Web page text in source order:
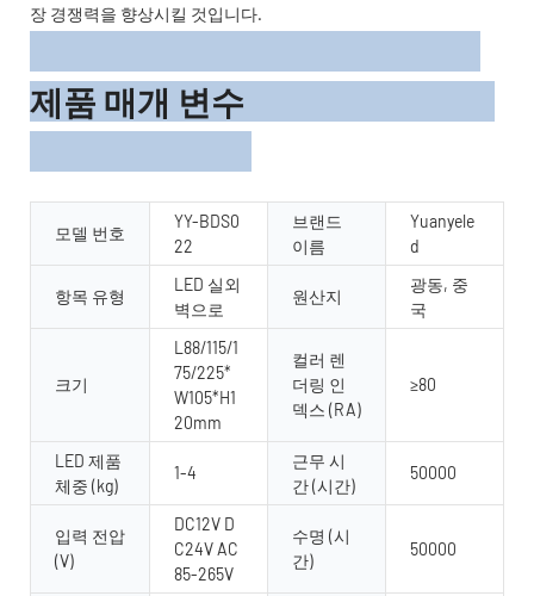
장 경쟁력을 향상시킬 것입니다.
제품 매개 변수
모델 번호
YY-BDS0
22
브랜드
이름
Yuanyele
d
항목 유형
LED 실외
벽으로
원산지
광동, 중
국
크기
L88/115/1
75/225*
W105*H1
20mm
컬러 렌
더링 인
덱스 (RA)
≥80
LED 제품
체중 (kg)
1-4
근무 시
간 (시간)
50000
입력 전압
(V)
DC12V D
C24V AC
85-265V
수명 (시
간)
50000